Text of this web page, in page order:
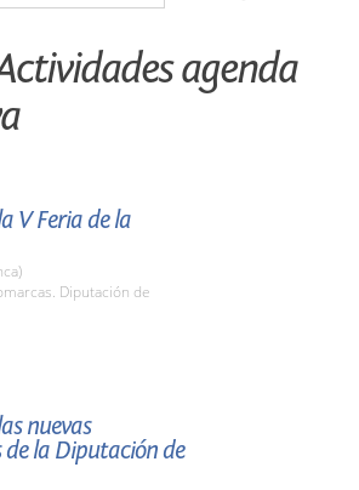
agenda
V Feria de la
Diputación de
nuevas
la Diputación de